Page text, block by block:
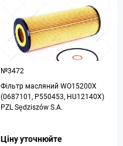
№3472
Фільтр масляний WO15200X
(0687101, P550453, HU12140X)
PZL Sędziszów S.A.
Ціну уточнюйте